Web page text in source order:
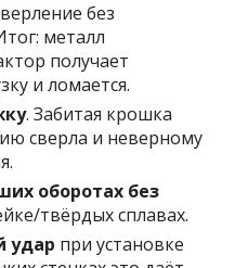
без
металл
получает
и ломается.
. Забитая крошка
сверла и неверному
оборотах без
твёрдых сплавах.
удар при установке